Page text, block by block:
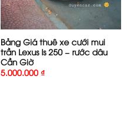
Bảng Giá thuê xe cưới mui
trần Lexus Is 250 – rước dâu
Cần Giờ
5.000.000 ₫